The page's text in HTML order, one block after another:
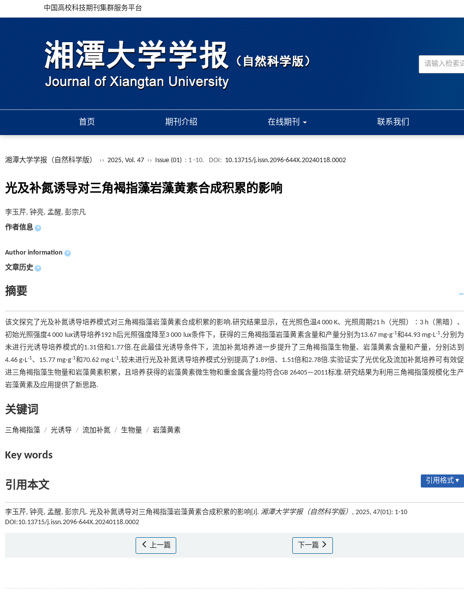
中国高校科技期刊集群服务平台
首页 期刊介绍 在线期刊 联系我们
湘潭大学学报（自然科学版） ›› 2025, Vol. 47 ›› Issue (01) : 1 -10. DOI: 10.13715/j.issn.2096-644X.20240118.0002
光及补氮诱导对三角褐指藻岩藻黄素合成积累的影响
李玉芹, 钟亮, 孟醒, 彭宗凡
作者信息 +
Author information +
文章历史 +
摘要
该文探究了光及补氮诱导培养模式对三角褐指藻岩藻黄素合成积累的影响.研究结果显示，在光照色温4 000 K、光照周期21 h（光照）∶3 h（黑暗）、
初始光照强度4 000 lux诱导培养192 h后光照强度降至3 000 lux条件下，获得的三角褐指藻岩藻黄素含量和产量分别为13.67 mg·g-1和44.93 mg·L-1,分别为
未进行光诱导培养模式的1.31倍和1.77倍.在此最佳光诱导条件下，流加补氮培养进一步提升了三角褐指藻生物量、岩藻黄素含量和产量，分别达到
4.46 g·L-1、15.77 mg·g-1和70.62 mg·L-1,较未进行光及补氮诱导培养模式分别提高了1.89倍、1.51倍和2.78倍.实验证实了光优化及流加补氮培养可有效促
进三角褐指藻生物量和岩藻黄素积累，且培养获得的岩藻黄素微生物和重金属含量均符合GB 26405—2011标准.研究结果为利用三角褐指藻规模化生产
岩藻黄素及应用提供了新思路.
关键词
三角褐指藻 / 光诱导 / 流加补氮 / 生物量 / 岩藻黄素
Key words
引用本文 引用格式 ▾
李玉芹, 钟亮, 孟醒, 彭宗凡. 光及补氮诱导对三角褐指藻岩藻黄素合成积累的影响[J]. 湘潭大学学报（自然科学版） , 2025, 47(01): 1-10
DOI:10.13715/j.issn.2096-644X.20240118.0002
上一篇 下一篇